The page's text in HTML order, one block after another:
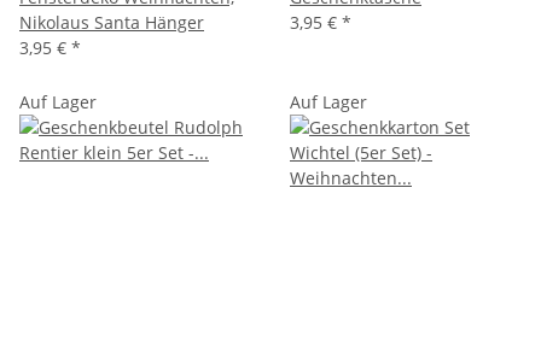
Nikolaus Santa Hänger
3,95 € *
3,95 € *
Auf Lager Auf Lager